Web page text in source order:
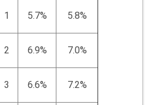
1 5.7% 5.8%
2 6.9% 7.0%
3 6.6% 7.2%